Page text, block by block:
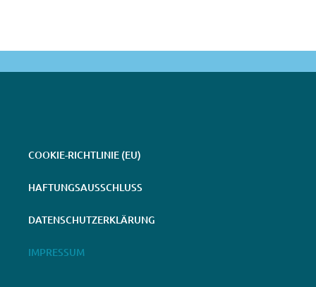
COOKIE-RICHTLINIE (EU)
HAFTUNGSAUSSCHLUSS
DATENSCHUTZERKLÄRUNG
IMPRESSUM